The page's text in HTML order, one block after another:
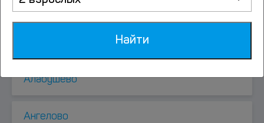
Алабушево
Ангелово
Найти